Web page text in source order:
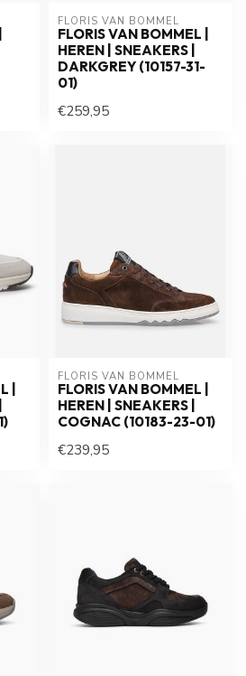
FLORIS VAN BOMMEL
FLORIS VAN BOMMEL |
HEREN | SNEAKERS |
DARKGREY (10157-31-
01)
€259,95
|
FLORIS VAN BOMMEL
FLORIS VAN BOMMEL |
HEREN | SNEAKERS |
COGNAC (10183-23-01)
€239,95